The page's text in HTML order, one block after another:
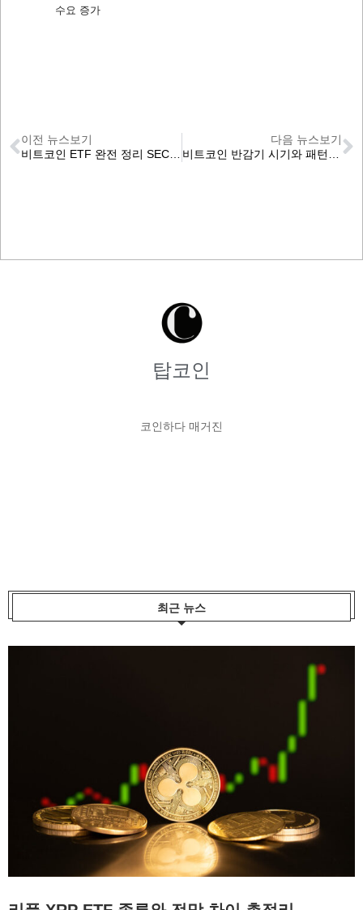
수요 증가
이전 뉴스보기
비트코인 ETF 완전 정리 SEC 승인 현황과 BTC ETF 종류, 주요 티커
다음 뉴스보기
비트코인 반감기 시기와 패턴 5차 반감기 남은 일정 날짜 카운트다운
탑코인
코인하다 매거진
최근 뉴스